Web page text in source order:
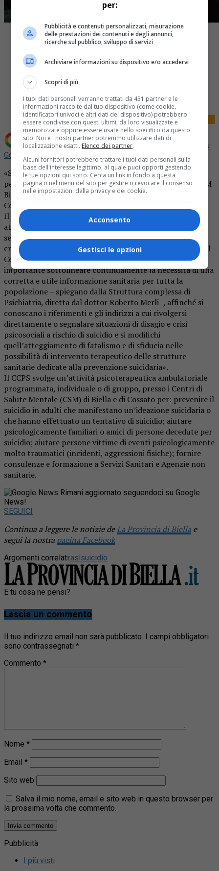
Share
Tweet
Aggiungi La Provincia di Biella come
Fonte preferita su
Google
«Se hai bisogno di aiuto – è l’appello rinnovato a tutte le
persone in difficoltà – chiama i numeri di riferimento: CSM
Biella Strada Campagnè 7/A – Biella 015-84.61.477, CSM
Cossato Via Milano, Loc. Paruzza 015-15.15.95.06».
Il tema della prevenzione dei suicidi è sempre di stretta
attualità e la Psichiatria dell’ASL BI è in prima linea da
sempre, ma in modo particolare dal 2009 quando è stato
creato, all’interno del Centro di Salute Mentale di Biella, il
Centro Crisi per la Prevenzione del Suicidio (CCPS). «E’
importante sottolineare continuamente la necessità di una
corretta e utile informazione sanitaria per tutta la
popolazione – spiegano dalla Struttura complessa di
Psichiatria, diretta dal dottor Roberto Merli -, affinché si
conoscano i riferimenti e gli indirizzi a cui rivolgersi
direttamente o segnalare situazioni di disagio e crisi
psicosociali a rischio di suicidio e si modifichi
quell’atteggiamento di fatalismo e di sfiducia nelle
possibilità di intervento terapeutico delle strutture
sanitarie dedicate alla prevenzione suicidaria».
Il CCPS svolge un’attività psicoterapeutica ambulatoriale
programmata, individuale o di gruppo, presso i Centri di
Salute Mentale (CSM) di Biella e di Cossato per: prevenire il
suicidio in adulti che manifestano un’ideazione suicidaria o
che hanno effettuato un tentativo di suicidio; aiutare
psicologicamente familiari o amici di persone decedute per
suicidio; aiutare persone vittime di eventi psicologicamente
molto traumatici (incidenti, aggressioni fisiche); fornire
consulenze e formazione a Servizi Sanitari e Agenzie non
sanitarie.
Rimani aggiornato seguendoci su Google
News!
SEGUICI
Continua a leggere le notizie deLa Provincia di Biella e
segui la nostra pagina Facebook
Argomenti correlati:aslsuicidio
E tu cosa ne pensi?
Lascia un commento
Il tuo indirizzo email non sarà pubblicato. I campi obbligatori
sono contrassegnati *
Commento *
Nome *
Email *
Sito web
Salva il mio nome, email e sito web in questo browser per
la prossima volta che commento.
Pubblicità
I più visti
per:
Pubblicità e contenuti personalizzati, misurazione
delle prestazioni dei contenuti e degli annunci,
ricerche sul pubblico, sviluppo di servizi
Archiviare informazioni su dispositivo e/o accedervi
Scopri di più
I tuoi dati personali verranno trattati da 431 partner e le
informazioni raccolte dal tuo dispositivo (come cookie,
identificatori univoci e altri dati del dispositivo) potrebbero
essere condivise con questi ultimi, da loro visualizzate e
memorizzate oppure essere usate nello specifico da questo
sito. Noi e i nostri partner potremmo utilizzare dati di
localizzazione esatti. Elenco dei partner.
Alcuni fornitori potrebbero trattare i tuoi dati personali sulla
base dell'interesse legittimo, al quale puoi opporti gestendo
le tue opzioni qui sotto. Cerca un link in fondo a questa
pagina o nel menu del sito per gestire o revocare il consenso
nelle impostazioni della privacy e dei cookie.
Acconsento
Gestisci le opzioni